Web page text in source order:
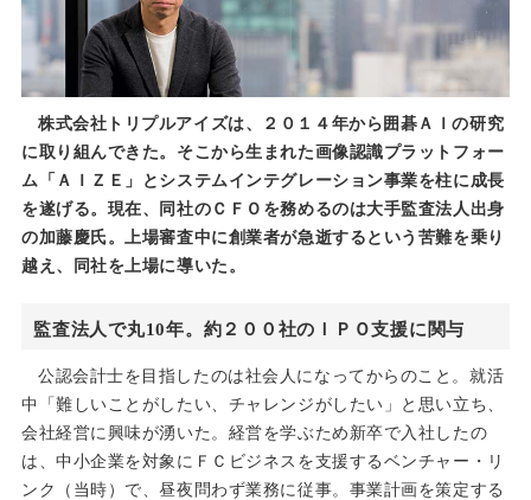
株式会社トリプルアイズは、２０１４年から囲碁ＡＩの研究
に取り組んできた。そこから生まれた画像認識プラットフォー
ム「ＡＩＺＥ」とシステムインテグレーション事業を柱に成長
を遂げる。現在、同社のＣＦＯを務めるのは大手監査法人出身
の加藤慶氏。上場審査中に創業者が急逝するという苦難を乗り
越え、同社を上場に導いた。
監査法人で丸10年。約２００社のＩＰＯ支援に関与
公認会計士を目指したのは社会人になってからのこと。就活
中「難しいことがしたい、チャレンジがしたい」と思い立ち、
会社経営に興味が湧いた。経営を学ぶため新卒で入社したの
は、中小企業を対象にＦＣビジネスを支援するベンチャー・リ
ンク（当時）で、昼夜問わず業務に従事。事業計画を策定する